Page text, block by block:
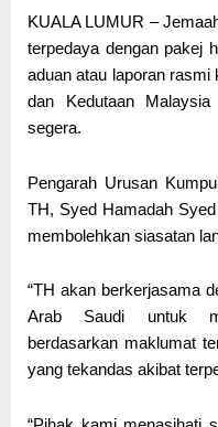
KUALA LUMUR –
terpedaya dengan pakej
aduan atau laporan rasmi
dan Kedutaan
segera.
Pengarah Urusan
TH, Syed Hamadah
membolehkan siasatan
“TH akan berkerjasama
Arab Saudi untuk
berdasarkan maklumat
yang tekandas akibat